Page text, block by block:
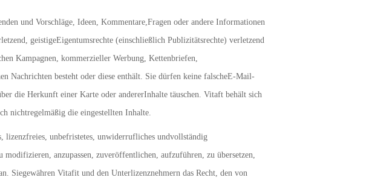
und Vorschläge, Ideen, Kommentare,Fragen oder andere Informationen
geistigeEigentumsrechte (einschließlich Publizitätsrechte) verletzend
Kampagnen, kommerzieller Werbung, Kettenbriefen,
Nachrichten besteht oder diese enthält. Sie dürfen keine falscheE-Mail-
die Herkunft einer Karte oder andererInhalte täuschen. Vitaft behält sich
nichtregelmäßig die eingestellten Inhalte.
unbefristetes, unwiderrufliches undvollständig
anzupassen, zuveröffentlichen, aufzuführen, zu übersetzen,
Siegewähren Vitafit und den Unterlizenznehmern das Recht, den von